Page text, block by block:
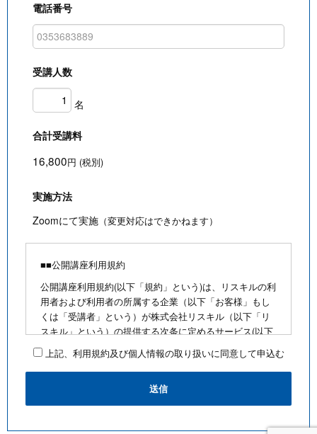
電話番号
受講人数
名
合計受講料
16,800円 (税別)
実施方法
Zoomにて実施 （変更対応はできかねます）
■■公開講座利用規約
公開講座利用規約(以下「規約」という)は、リスキルの利
用者および利用者の所属する企業（以下「お客様」もし
くは「受講者」という）が株式会社リスキル（以下「リ
スキル」という）の提供する次条に定めるサービス(以下
「公開講座」という)を利用するにあたり、お客様に遵守
していただく事項を定めたものです。
■公開講座お申込みにあたって
・最少催行人数を満たさないなど合理的な事由がある場
とします
上記、利用規約及び個人情報の取り扱いに同意して申込む